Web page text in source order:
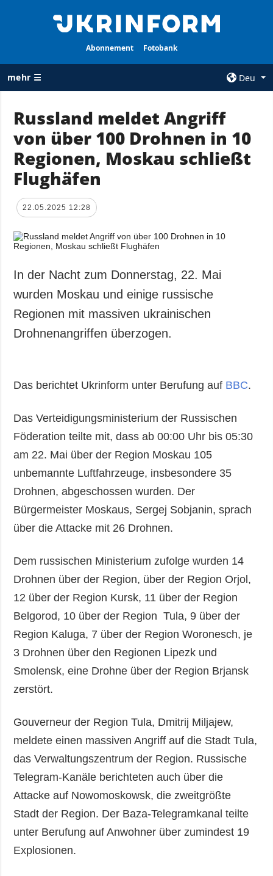
Abonnement Fotobank
mehr ☰
Deu
ALLE
RUBRIKEN
Krieg
Wiederaufbau
der Ukraine
Politik
Wirtschaft
Gesellschaft und
Kultur
Sport
Kriminalität
AGENTUR
Über uns
und zum Schutz
ZUSÄTZLICH
Fotos
Video
LEISTUNGEN
Russland meldet Angriff
von über 100 Drohnen in 10
Regionen, Moskau schließt
Flughäfen
22.05.2025 12:28
In der Nacht zum Donnerstag, 22. Mai
wurden Moskau und einige russische
Regionen mit massiven ukrainischen
Drohnenangriffen überzogen.
Das berichtet Ukrinform unter Berufung auf BBC.
Das Verteidigungsministerium der Russischen
Föderation teilte mit, dass ab 00:00 Uhr bis 05:30
am 22. Mai über der Region Moskau 105
unbemannte Luftfahrzeuge, insbesondere 35
Drohnen, abgeschossen wurden. Der
Bürgermeister Moskaus, Sergej Sobjanin, sprach
über die Attacke mit 26 Drohnen.
Dem russischen Ministerium zufolge wurden 14
Drohnen über der Region, über der Region Orjol,
12 über der Region Kursk, 11 über der Region
Belgorod, 10 über der Region Tula, 9 über der
Region Kaluga, 7 über der Region Woronesch, je
3 Drohnen über den Regionen Lipezk und
Smolensk, eine Drohne über der Region Brjansk
zerstört.
Gouverneur der Region Tula, Dmitrij Miljajew,
meldete einen massiven Angriff auf die Stadt Tula,
das Verwaltungszentrum der Region. Russische
Telegram-Kanäle berichteten auch über die
Attacke auf Nowomoskowsk, die zweitgrößte
Stadt der Region. Der Baza-Telegramkanal teilte
unter Berufung auf Anwohner über zumindest 19
Explosionen.